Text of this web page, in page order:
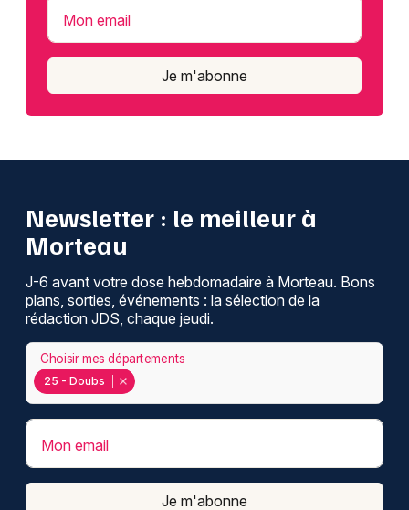
Mon email
Je m'abonne
Newsletter : le meilleur à
Morteau
J-6 avant votre dose hebdomadaire à Morteau. Bons
plans, sorties, événements : la sélection de la
rédaction JDS, chaque jeudi.
25 - Doubs
Choisir mes départements
Mon email
Je m'abonne